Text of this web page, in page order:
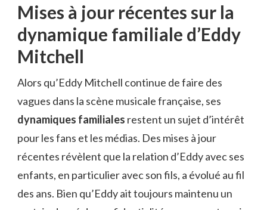
Mises à jour récentes sur la
dynamique familiale d’Eddy
Mitchell
Alors qu’Eddy Mitchell continue de faire des
vagues dans la scène musicale française, ses
dynamiques familiales restent un sujet d’intérêt
pour les fans et les médias. Des mises à jour
récentes révèlent que la relation d’Eddy avec ses
enfants, en particulier avec son fils, a évolué au fil
des ans. Bien qu’Eddy ait toujours maintenu un